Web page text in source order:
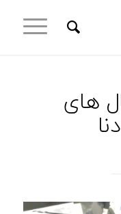
های